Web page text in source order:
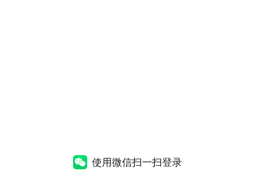
使用微信扫一扫登录